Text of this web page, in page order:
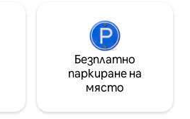
Безплатно
паркиране на
място